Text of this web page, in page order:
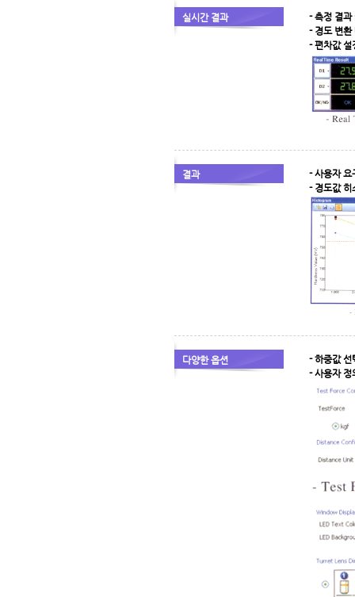
실시간 결과
- 측정 결과
- 경도 변환
- 편차값 설
결과
- 사용자 요
- 경도값 히
다양한 옵션
- 하중값
- 사용자